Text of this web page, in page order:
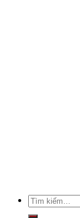
Tìm